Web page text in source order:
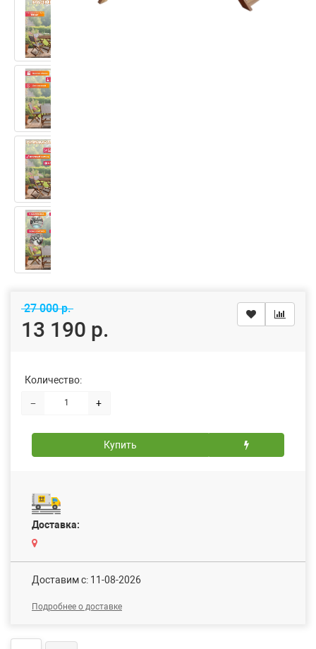
27 000 р.
13 190 р.
Количество:
− +
Купить
Доставка:
Доставим c: 11-08-2026
Подробнее о доставке